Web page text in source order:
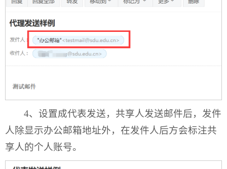
4、设置成代表发送，共享人发送邮件后，发件
人除显示办公邮箱地址外，在发件人后方会标注共
享人的个人账号。